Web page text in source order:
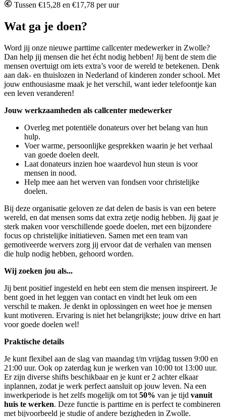
Tussen €15,28 en €17,78 per uur
Wat ga je doen?
Word jij onze nieuwe parttime callcenter medewerker in Zwolle?
Dan help jij mensen die het écht nodig hebben! Jij bent de stem die
mensen overtuigt om iets extra’s voor de wereld te betekenen. Denk
aan dak- en thuislozen in Nederland of kinderen zonder school. Met
jouw enthousiasme maak je het verschil, want ieder telefoontje kan
een leven veranderen!
Jouw werkzaamheden als callcenter medewerker
Overleg met potentiële donateurs over het belang van hun
hulp.
Voer warme, persoonlijke gesprekken waarin je het verhaal
van goede doelen deelt.
Laat donateurs inzien hoe waardevol hun steun is voor
mensen in nood.
Help mee aan het werven van fondsen voor christelijke
doelen.
Bij deze organisatie geloven ze dat delen de basis is van een betere
wereld, en dat mensen soms dat extra zetje nodig hebben. Jij gaat je
sterk maken voor verschillende goede doelen, met een bijzondere
focus op christelijke initiatieven. Samen met een team van
gemotiveerde wervers zorg jij ervoor dat de verhalen van mensen
die hulp nodig hebben, gehoord worden.
Wij zoeken jou als...
Jij bent positief ingesteld en hebt een stem die mensen inspireert. Je
bent goed in het leggen van contact en vindt het leuk om een
verschil te maken. Je denkt in oplossingen en weet hoe je mensen
kunt motiveren. Ervaring is niet het belangrijkste; jouw drive en hart
voor goede doelen wel!
Praktische details
Je kunt flexibel aan de slag van maandag t/m vrijdag tussen 9:00 en
21:00 uur. Ook op zaterdag kun je werken van 10:00 tot 13:00 uur.
Er zijn diverse shifts beschikbaar en je kunt er 2 achter elkaar
inplannen, zodat je werk perfect aansluit op jouw leven. Na een
inwerkperiode is het zelfs mogelijk om tot 50% van je tijd vanuit
huis te werken. Deze functie is parttime en is perfect te combineren
met bijvoorbeeld je studie of andere bezigheden in Zwolle.